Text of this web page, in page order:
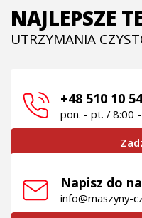
NAJLEPSZE
UTRZYMANIA
+48 510 10
pon. - pt. / 8:00
Napisz do
info@maszyny-